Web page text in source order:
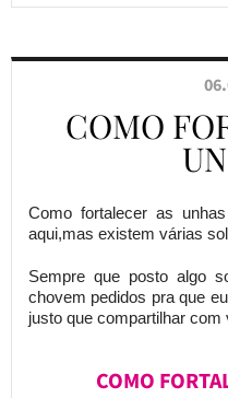
COMO
Como fortalecer as
aqui,mas existem várias
Sempre que posto algo
chovem pedidos pra que
justo que compartilhar com
COMO